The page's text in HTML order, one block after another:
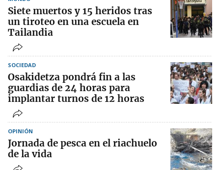
Siete muertos y 15 heridos tras
un tiroteo en una escuela en
Tailandia
SOCIEDAD
Osakidetza pondrá fin a las
guardias de 24 horas para
implantar turnos de 12 horas
OPINIÓN
Jornada de pesca en el riachuelo
de la vida